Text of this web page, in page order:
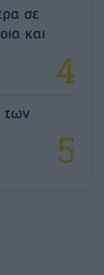
σε
και
των